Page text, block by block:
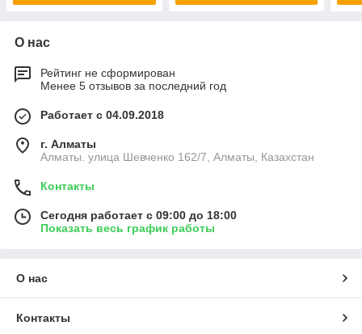
О нас
Рейтинг не сформирован
Менее 5 отзывов за последний год
Работает с 04.09.2018
г. Алматы
Алматы. улица Шевченко 162/7, Алматы, Казахстан
Контакты
Сегодня работает с 09:00 до 18:00
Показать весь график работы
О нас
Контакты